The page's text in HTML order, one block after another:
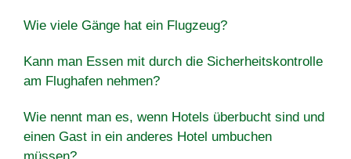
Wie viele Gänge hat ein Flugzeug?
Kann man Essen mit durch die Sicherheitskontrolle
am Flughafen nehmen?
Wie nennt man es, wenn Hotels überbucht sind und
einen Gast in ein anderes Hotel umbuchen
müssen?